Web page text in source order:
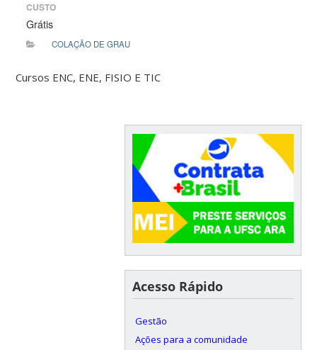
CUSTO
Grátis
COLAÇÃO DE GRAU
Cursos ENC, ENE, FISIO E TIC
Acesso Rápido
Gestão
Ações para a comunidade